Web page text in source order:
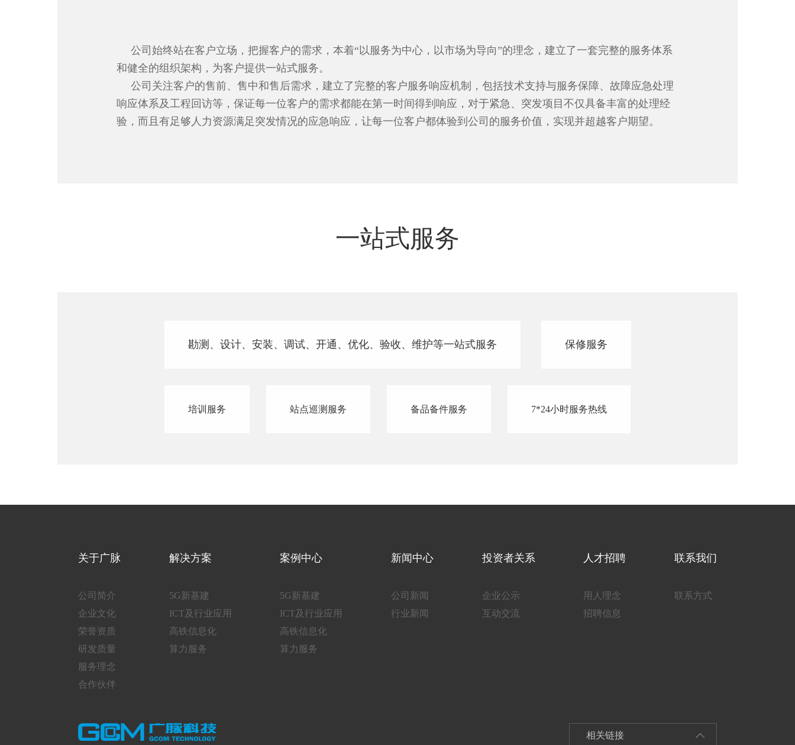
公司始终站在客户立场，把握客户的需求，本着“以服务为中心，以市场为导向”的理念，建立了一套完整的服务体系
和健全的组织架构，为客户提供一站式服务。
公司关注客户的售前、售中和售后需求，建立了完整的客户服务响应机制，包括技术支持与服务保障、故障应急处理
响应体系及工程回访等，保证每一位客户的需求都能在第一时间得到响应，对于紧急、突发项目不仅具备丰富的处理经
验，而且有足够人力资源满足突发情况的应急响应，让每一位客户都体验到公司的服务价值，实现并超越客户期望。
一站式服务
勘测、设计、安装、调试、开通、优化、验收、维护等一站式服务 保修服务
培训服务 站点巡测服务 备品备件服务 7*24小时服务热线
关于广脉
公司简介
企业文化
荣誉资质
研发质量
服务理念
合作伙伴
解决方案
5G新基建
ICT及行业应用
高铁信息化
算力服务
案例中心
5G新基建
ICT及行业应用
高铁信息化
算力服务
新闻中心
公司新闻
行业新闻
投资者关系
企业公示
互动交流
人才招聘
用人理念
招聘信息
联系我们
联系方式